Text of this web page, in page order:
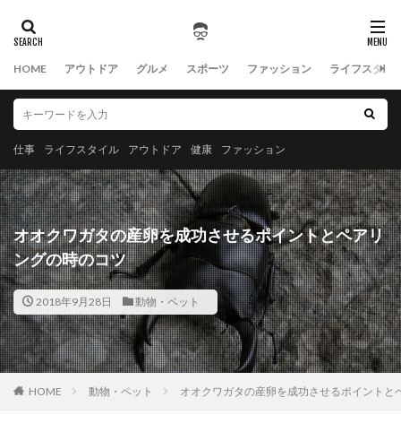
HOME アウトドア グルメ スポーツ ファッション ライフスタイ
仕事 ライフスタイル アウトドア 健康 ファッション
オオクワガタの産卵を成功させるポイントとペアリ
ングの時のコツ
2018年9月28日 動物・ペット
HOME 動物・ペット オオクワガタの産卵を成功させるポイントと